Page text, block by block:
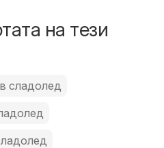
на тези
сладолед